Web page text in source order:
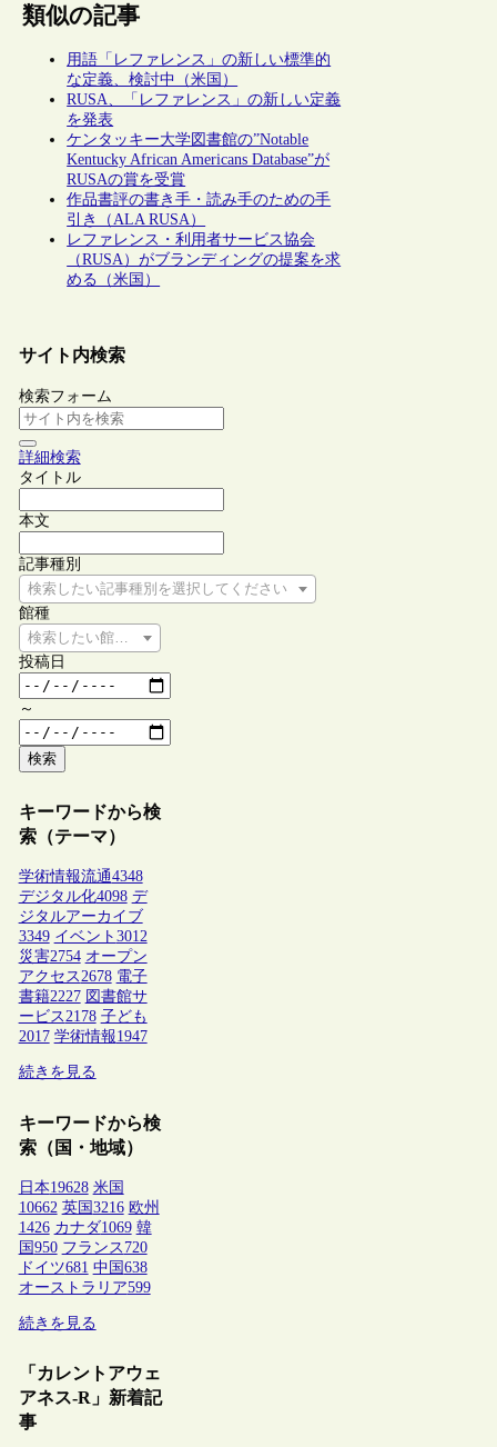
類似の記事
用語「レファレンス」の新しい標準的
な定義、検討中（米国）
RUSA、「レファレンス」の新しい定義
を発表
ケンタッキー大学図書館の”Notable
Kentucky African Americans Database”が
RUSAの賞を受賞
作品書評の書き手・読み手のための手
引き（ALA RUSA）
レファレンス・利用者サービス協会
（RUSA）がブランディングの提案を求
める（米国）
サイト内検索
検索フォーム
詳細検索
タイトル
本文
記事種別
検索したい記事種別を選択してください
館種
検索したい館種を選択してください
投稿日
～
検索
キーワードから検
索（テーマ）
学術情報流通4348
デジタル化4098 デ
ジタルアーカイブ
3349 イベント 3012
災害2754 オープン
アクセス2678 電子
書籍2227 図書館サ
ービス2178 子ども
2017 学術情報1947
続きを見る
キーワードから検
索（国・地域）
日本19628 米国
10662 英国 3216 欧州
1426 カナダ1069 韓
国 950 フランス 720
ドイツ681 中国 638
オーストラリア599
続きを見る
「カレントアウェ
アネス-R」新着記
事